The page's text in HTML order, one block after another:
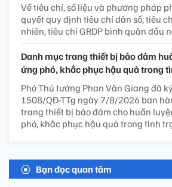
Về tiêu chí, số liệu và phương pháp
quyết quy định tiêu chí dân số, tiêu
nhiên, tiêu chí GRDP bình quân đầu
Danh mục trang thiết bị bảo đảm
ứng phó, khắc phục hậu quả trong
Phó Thủ tướng Phan Văn Giang đã
1508/QĐ-TTg ngày 7/8/2026 ban
trang thiết bị bảo đảm cho huấn
phó, khắc phục hậu quả trong tình
Bạn đọc quan tâm